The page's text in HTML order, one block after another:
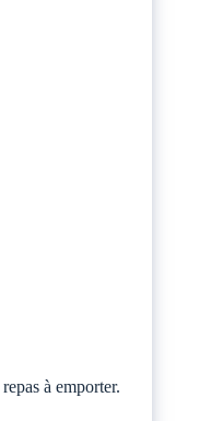
à emporter.